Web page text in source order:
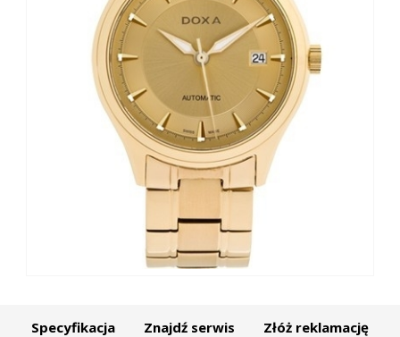
Specyfikacja Znajdź serwis Złóż reklamację